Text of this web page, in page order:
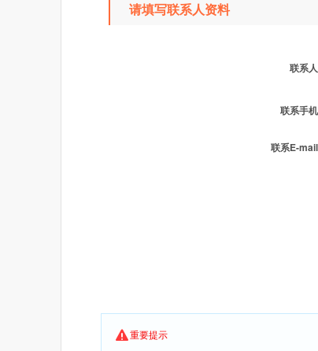
请填写联系人资料
联系人
联系手机
联系E-mail
重要提示